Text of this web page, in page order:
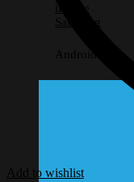
iPhone
Samsung
Android อื่นๆ
Add to wishlist